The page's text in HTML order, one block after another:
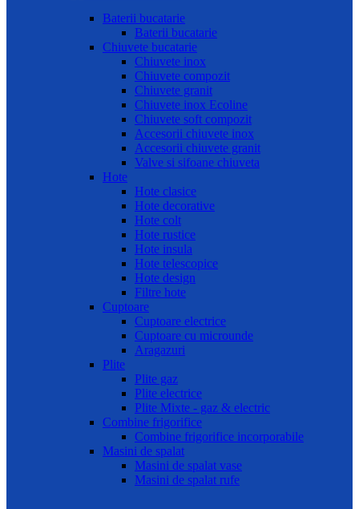
Baterii bucatarie
Baterii bucatarie
Chiuvete bucatarie
Chiuvete inox
Chiuvete compozit
Chiuvete granit
Chiuvete inox Ecoline
Chiuvete soft compozit
Accesorii chiuvete inox
Accesorii chiuvete granit
Valve si sifoane chiuveta
Hote
Hote clasice
Hote decorative
Hote colt
Hote rustice
Hote insula
Hote telescopice
Hote design
Filtre hote
Cuptoare
Cuptoare electrice
Cuptoare cu microunde
Aragazuri
Plite
Plite gaz
Plite electrice
Plite Mixte - gaz & electric
Combine frigorifice
Combine frigorifice incorporabile
Masini de spalat
Masini de spalat vase
Masini de spalat rufe